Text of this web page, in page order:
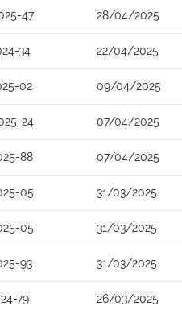
47 28/04/2025
34 22/04/2025
02 09/04/2025
24 07/04/2025
88 07/04/2025
05 31/03/2025
05 31/03/2025
93 31/03/2025
79 26/03/2025